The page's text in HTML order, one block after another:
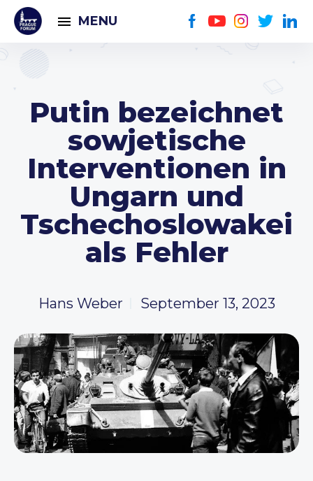
MENU
Putin bezeichnet
sowjetische
Interventionen in
Ungarn und
Tschechoslowakei
als Fehler
Hans Weber September 13, 2023